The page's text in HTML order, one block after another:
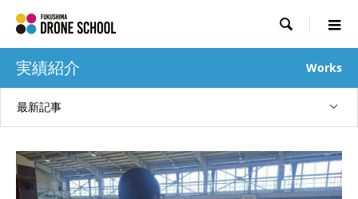

実績紹介 Works
最新記事